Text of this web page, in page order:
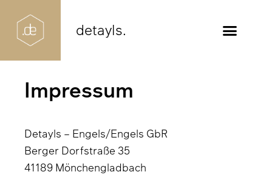
detayls.
Impressum
Detayls – Engels/Engels GbR
Berger Dorfstraße 35
41189 Mönchengladbach